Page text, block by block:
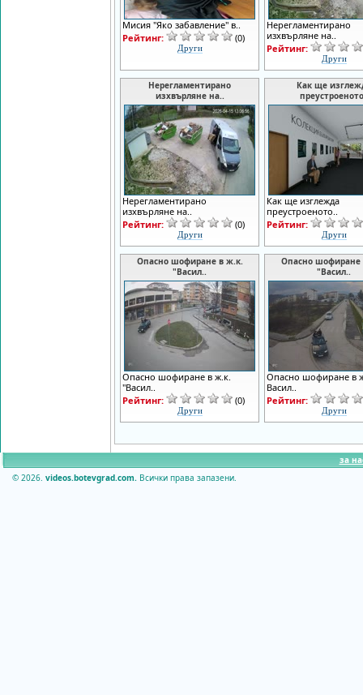
Мисия "Яко забавление" в..
Рейтинг:
(0)
Други
Нерегламентирано
изхвърляне на..
Рейтинг:
Други
Нерегламентирано
изхвърляне на..
Нерегламентирано
изхвърляне на..
Рейтинг:
(0)
Други
Как ще
Как ще изглежда
преустроеното..
Рейтинг:
Други
Опасно шофиране в ж.к.
"Васил..
Опасно шофиране в ж.к.
"Васил..
Рейтинг:
(0)
Други
Опасно шофиране
"Васил..
Опасно шофиране в
Васил..
Рейтинг:
Други
за
© 2026. videos.botevgrad.com. Всички права запазени.